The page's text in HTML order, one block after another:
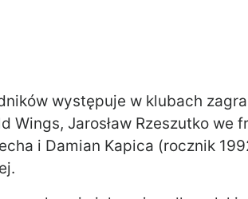
występuje w klubach
Wings, Jarosław Rzeszutko we
i Damian Kapica (rocznik